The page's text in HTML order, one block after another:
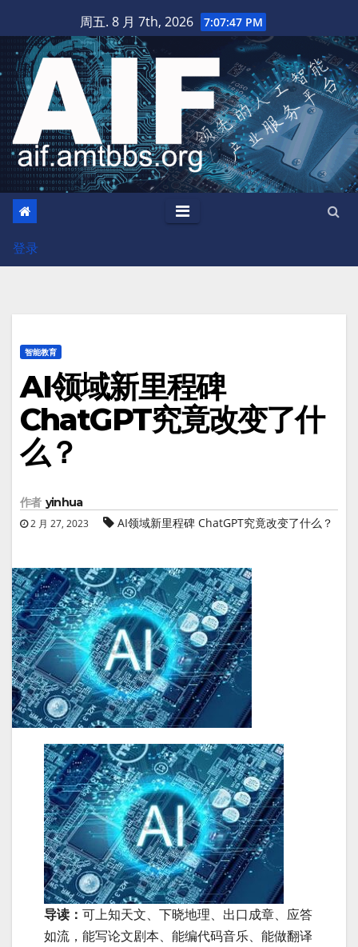
至
内
容
周五. 8 月 7th, 2026 7:07:47 PM
登录
智能教育
AI领域新里程碑
ChatGPT究竟改变了什
么？
作者 yinhua
2 月 27, 2023 AI领域新里程碑 ChatGPT究竟改变了什么？
导读： 可上知天文、下晓地理、出口成章、应答
如流，能写论文剧本、能编代码音乐、能做翻译